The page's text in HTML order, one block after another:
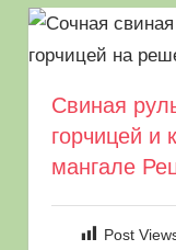
пикника.
приготовить
природе
кроме
шашлыка
Свиная
горчицей и
мангале
Post